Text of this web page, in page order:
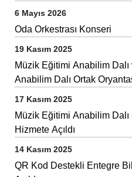
6 Mayıs 2026
Oda Orkestrası Konseri
19 Kasım 2025
Müzik Eğitimi Anabilim
Anabilim Dalı Ortak
17 Kasım 2025
Müzik Eğitimi Anabilim
Hizmete Açıldı
14 Kasım 2025
QR Kod Destekli Entegre